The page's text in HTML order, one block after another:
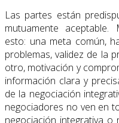
Las partes están
mutuamente
esto: una meta común,
problemas, validez de la
otro, motivación y
información clara y
de la negociación
negociadores no ven en
negociación integrativa